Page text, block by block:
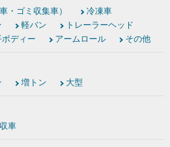
・ゴミ収集車）
冷凍車
軽バン
トレーラーヘッド
ボディー アームロール その他
増トン 大型
車